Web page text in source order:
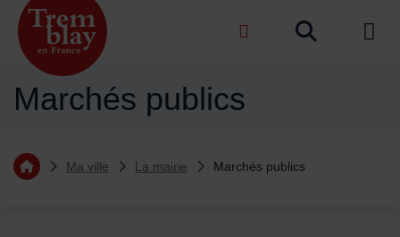
Menu de raccourcis
Accueil ville de Tremblay-en-France de
Marchés publics
Vous êtes ici :
Retourner à l'accueil
Ma ville La mairie Marchés publics